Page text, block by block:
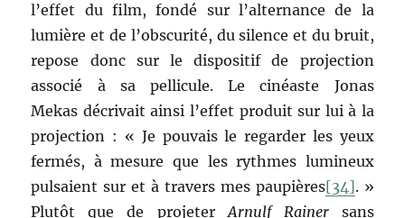
l’effet du film, fondé sur l’alternance de la
lumière et de l’obscurité, du silence et du bruit,
repose donc sur le dispositif de projection
associé à sa pellicule. Le cinéaste Jonas
Mekas décrivait ainsi l’effet produit sur lui à la
projection : « Je pouvais le regarder les yeux
fermés, à mesure que les rythmes lumineux
pulsaient sur et à travers mes paupières[34]. »
Plutôt que de projeterArnulf Rainersans